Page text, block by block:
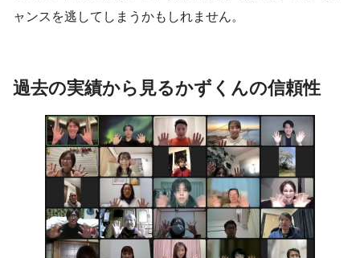
ャンスを逃してしまうかもしれません。
過去の実績から見るかずくんの信頼性